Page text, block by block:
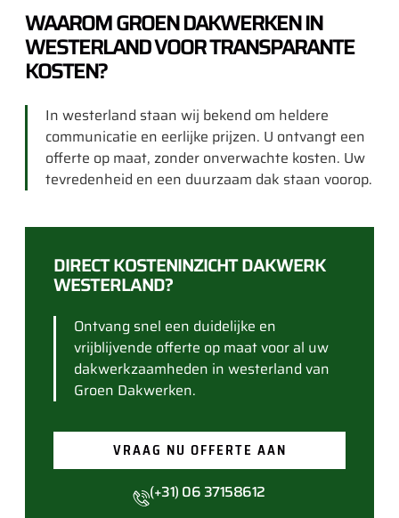
WAAROM GROEN DAKWERKEN IN
WESTERLAND VOOR TRANSPARANTE
KOSTEN?
In westerland staan wij bekend om heldere
communicatie en eerlijke prijzen. U ontvangt een
offerte op maat, zonder onverwachte kosten. Uw
tevredenheid en een duurzaam dak staan voorop.
DIRECT KOSTENINZICHT DAKWERK
WESTERLAND?
Ontvang snel een duidelijke en
vrijblijvende offerte op maat voor al uw
dakwerkzaamheden in westerland van
Groen Dakwerken.
VRAAG NU OFFERTE AAN
(+31) 06 37158612